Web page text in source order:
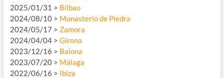
2025/01/31 > Bilbao
2024/08/10 > Monasterio de Piedra
2024/05/17 > Zamora
2024/04/04 > Girona
2023/12/16 > Baiona
2023/07/20 > Málaga
2022/06/16 > Ibiza